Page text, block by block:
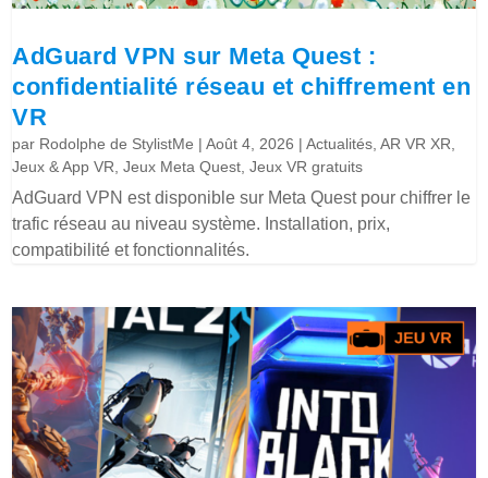
AdGuard VPN sur Meta Quest :
confidentialité réseau et chiffrement en
VR
par Rodolphe de StylistMe |Août 4, 2026 |Actualités,AR VR XR,
Jeux & App VR,Jeux Meta Quest,Jeux VR gratuits
AdGuard VPN est disponible sur Meta Quest pour chiffrer le
trafic réseau au niveau système. Installation, prix,
compatibilité et fonctionnalités.